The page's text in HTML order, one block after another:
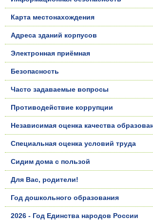
Карта местонахождения
Адреса зданий корпусов
Электронная приёмная
Безопасность
Часто задаваемые вопросы
Противодействие коррупции
Независимая оценка качества
Специальная оценка условий труда
Сидим дома с пользой
Для Вас, родители!
Год дошкольного образования
2026 - Год Единства народов России